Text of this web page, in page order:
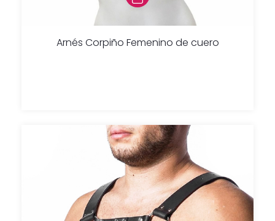
Arnés Corpiño Femenino de cuero